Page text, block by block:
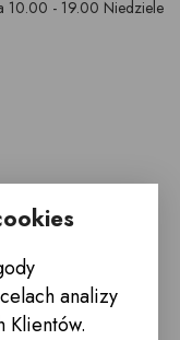
10.00 - 19.00 Niedziele
analizy
Klientów.